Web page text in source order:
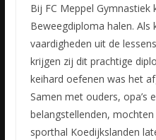
Bij FC Meppel
Beweegdiploma halen.
vaardigheden uit de
krijgen zij dit prachtige
keihard oefenen was het
Samen met ouders, opa’s
belangstellenden,
sporthal Koedijkslanden